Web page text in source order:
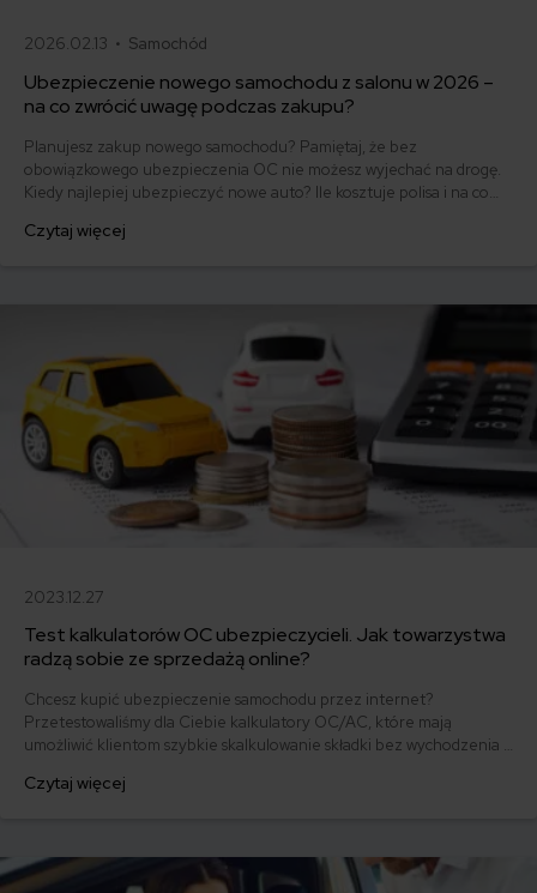
2026.02.13 • Samochód
Ubezpieczenie nowego samochodu z salonu w 2026 –
na co zwrócić uwagę podczas zakupu?
Planujesz zakup nowego samochodu? Pamiętaj, że bez
obowiązkowego ubezpieczenia OC nie możesz wyjechać na drogę.
Kiedy najlepiej ubezpieczyć nowe auto? Ile kosztuje polisa i na co
salonu.
Czytaj więcej
2023.12.27
Test kalkulatorów OC ubezpieczycieli. Jak towarzystwa
radzą sobie ze sprzedażą online?
Chcesz kupić ubezpieczenie samochodu przez internet?
Przetestowaliśmy dla Ciebie kalkulatory OC/AC, które mają
umożliwić klientom szybkie skalkulowanie składki bez wychodzenia z
naszym rankingiem i sprawdź, który zakład ubezpieczeń ma
Czytaj więcej